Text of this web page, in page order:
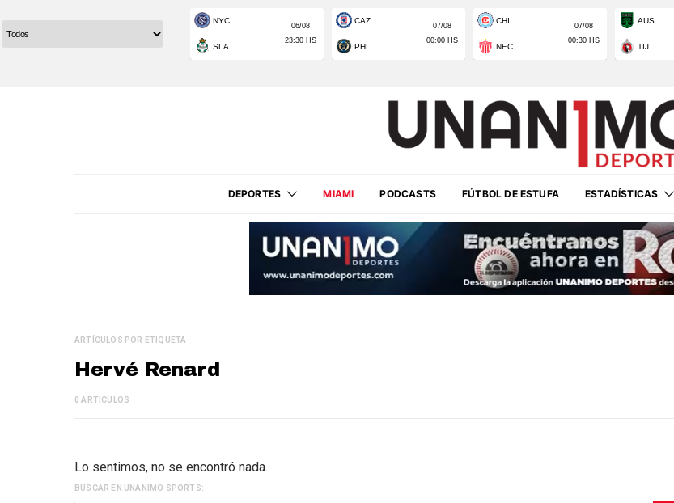
DEPORTES MIAMI PODCASTS FÚTBOL DE ESTUFA ESTADÍSTICAS
ARTÍCULOS POR ETIQUETA
Hervé Renard
0 ARTÍCULOS
Lo sentimos, no se encontró nada.
BUSCAR EN UNANIMO SPORTS: